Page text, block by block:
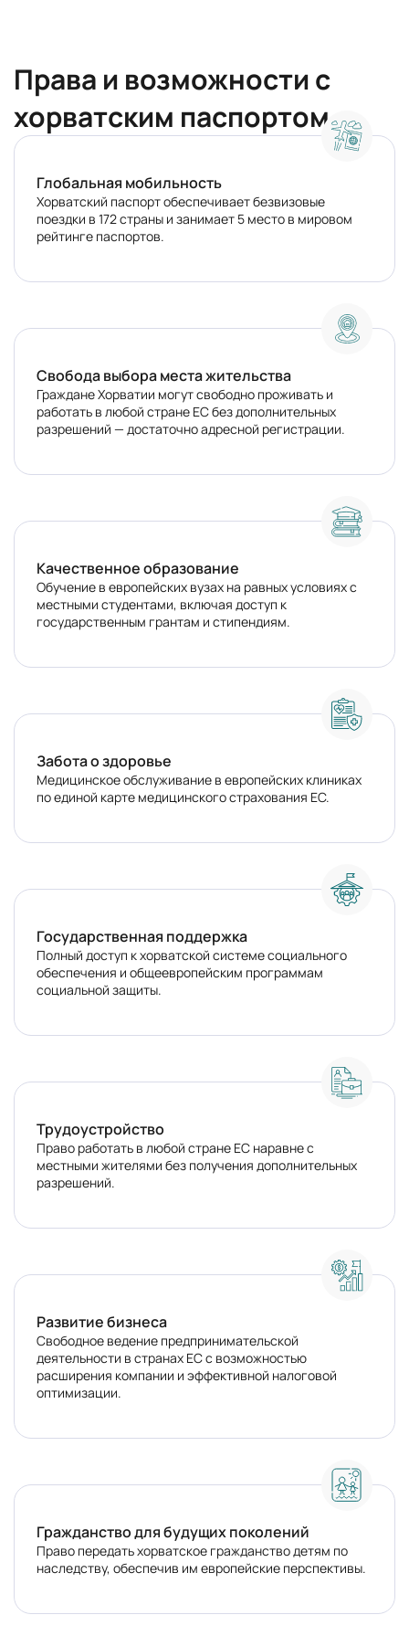
Права и возможности с
хорватским паспортом
Глобальная мобильность
Хорватский паспорт обеспечивает безвизовые
поездки в 172 страны и занимает 5 место в мировом
рейтинге паспортов.
Свобода выбора места жительства
Граждане Хорватии могут свободно проживать и
работать в любой стране ЕС без дополнительных
разрешений — достаточно адресной регистрации.
Качественное образование
Обучение в европейских вузах на равных условиях с
местными студентами, включая доступ к
государственным грантам и стипендиям.
Забота о здоровье
Медицинское обслуживание в европейских клиниках
по единой карте медицинского страхования ЕС.
Государственная поддержка
Полный доступ к хорватской системе социального
обеспечения и общеевропейским программам
социальной защиты.
Трудоустройство
Право работать в любой стране ЕС наравне с
местными жителями без получения дополнительных
разрешений.
Развитие бизнеса
Свободное ведение предпринимательской
деятельности в странах ЕС с возможностью
расширения компании и эффективной налоговой
оптимизации.
Гражданство для будущих поколений
Право передать хорватское гражданство детям по
наследству, обеспечив им европейские перспективы.